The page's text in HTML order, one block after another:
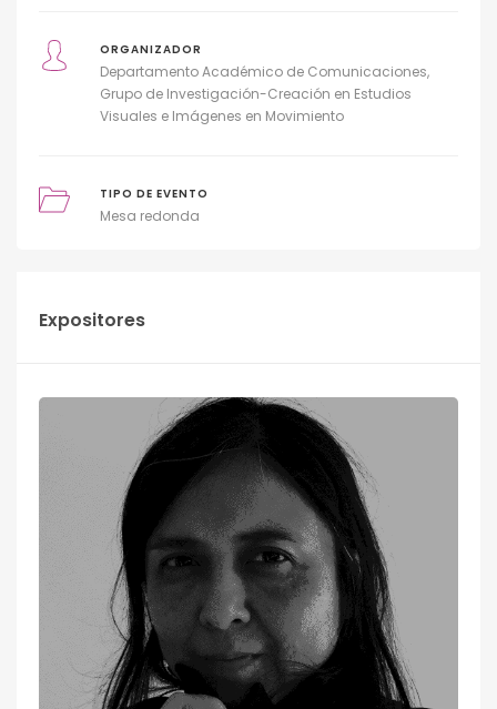
ORGANIZADOR
Departamento Académico de Comunicaciones
Grupo de Investigación-Creación en Estudios
Visuales e Imágenes en Movimiento
TIPO DE EVENTO
Mesa redonda
Expositores